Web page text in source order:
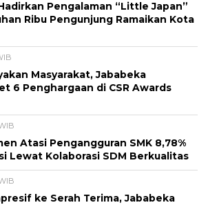
Pengalaman “Little Japan”
Ribu Pengunjung Ramaikan Kota
Masyarakat, Jababeka
6 Penghargaan di CSR Awards
Atasi Pengangguran SMK 8,78%
Lewat Kolaborasi SDM Berkualitas
ke Serah Terima, Jababeka